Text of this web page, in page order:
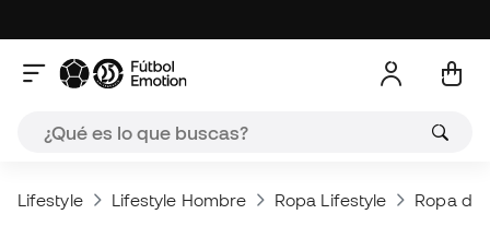
Lifestyle Lifestyle Hombre Ropa Lifestyle Ropa